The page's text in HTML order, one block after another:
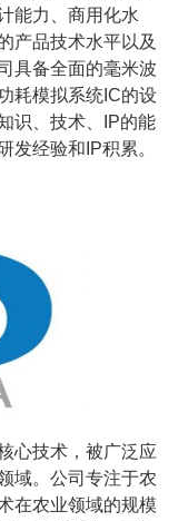
能力、商用化水
产品技术水平以及
具备全面的毫米波
耗模拟系统IC的设
识、技术、IP的能
发经验和IP积累。
心技术，被广泛应
域。公司专注于农
在农业领域的规模